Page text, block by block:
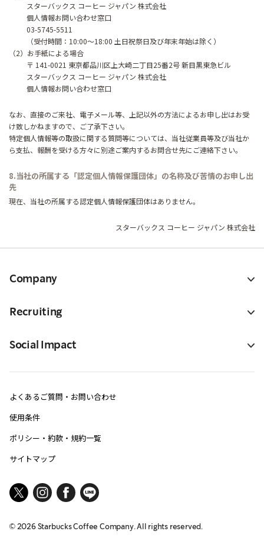
スターバックス コーヒー ジャパン 株式会社
個人情報お問い合わせ窓口
03-5745-5511
（受付時間：10:00～18:00 土日祝祭日及び年末年始は除く）
（2）お手紙による場合
〒 141-0021 東京都品川区上大崎二丁目25番2号 新目黒東急ビル
スターバックス コーヒー ジャパン 株式会社
個人情報お問い合わせ窓口
なお、直接のご来社、電子メール等、上記以外の方法によるお申し出はお受
け致しかねますので、ご了承下さい。
特定個人情報等の取扱に関する質問等については、当社従業員等及び当社か
ら支払、報酬を受ける方々に別途ご案内するお問合せ先にご連絡下さい。
8.当社の所属する「認定個人情報保護団体」の名称及び苦情のお申し出
先
現在、当社の所属する認定個人情報保護団体はありません。
スターバックス コーヒー ジャパン 株式会社
Company
Recruiting
Social Impact
よくあるご質問・お問い合わせ
使用条件
ポリシー・約款・規約一覧
サイトマップ
© 2026Starbucks Coffee Company. All rights reserved.